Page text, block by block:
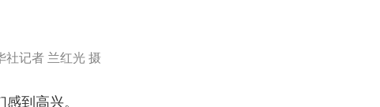
社记者 兰红光 摄
到高兴。